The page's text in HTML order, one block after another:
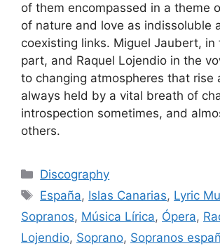
of them encompassed in a theme
of nature and love as indissoluble
coexisting links. Miguel Jaubert, in
part, and Raquel Lojendio in the
to changing atmospheres that rise
always held by a vital breath of
introspection sometimes, and
others.
Discography
España, Islas Canarias, Lyric
Sopranos, Música Lírica, Ópera,
Lojendio, Soprano, Sopranos